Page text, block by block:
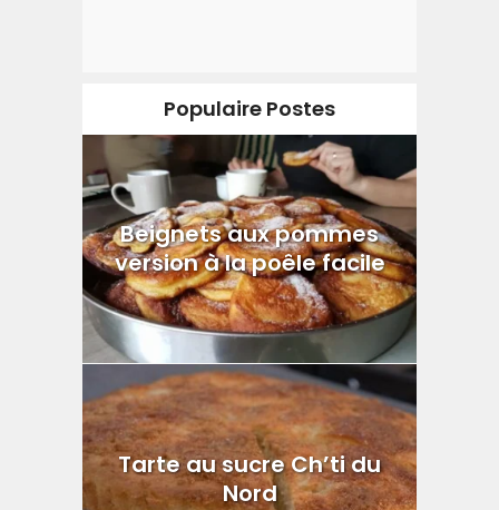
Populaire Postes
Beignets aux pommes
version à la poêle facile
Tarte au sucre Ch’ti du
Nord